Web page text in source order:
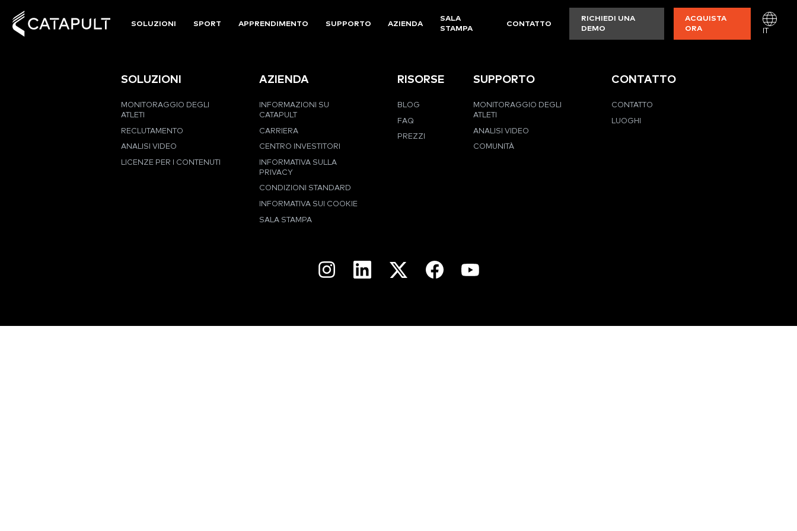
SOLUZIONI SPORT APPRENDIMENTO SUPPORTO AZIENDA
SALA
STAMPA
CONTATTO
RICHIEDI UNA
DEMO
ACQUISTA
ORA
IT
SOLUZIONI
MONITORAGGIO DEGLI
ATLETI
RECLUTAMENTO
ANALISI VIDEO
LICENZE PER I CONTENUTI
AZIENDA
INFORMAZIONI SU
CATAPULT
CARRIERA
CENTRO INVESTITORI
INFORMATIVA SULLA
PRIVACY
CONDIZIONI STANDARD
INFORMATIVA SUI COOKIE
SALA STAMPA
RISORSE
BLOG
FAQ
PREZZI
SUPPORTO
MONITORAGGIO DEGLI
ATLETI
ANALISI VIDEO
COMUNITÀ
CONTATTO
CONTATTO
LUOGHI